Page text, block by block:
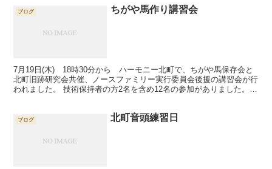
ブログ ちがや馬作り講習会
7月19日(木) 18時30分から ハーモニー北町で、ちがや馬保存会と
北町旧跡研究会共催、ノースファミリー実行委員会後援の講習会が行
われました。 技術保持者の方2名を含め12名の参加がありました。今
ブログ 北町音頭練習日